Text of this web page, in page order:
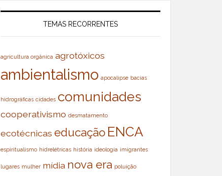
TEMAS RECORRENTES
agricultura orgânica agrotóxicos
ambientalismo apocalipse bacias
hidrográficas cidades comunidades
cooperativismo desmatamento
ecotécnicas educação ENCA
espiritualismo hidrelétricas história ideologia imigrantes
lugares mulher mídia nova era poluição